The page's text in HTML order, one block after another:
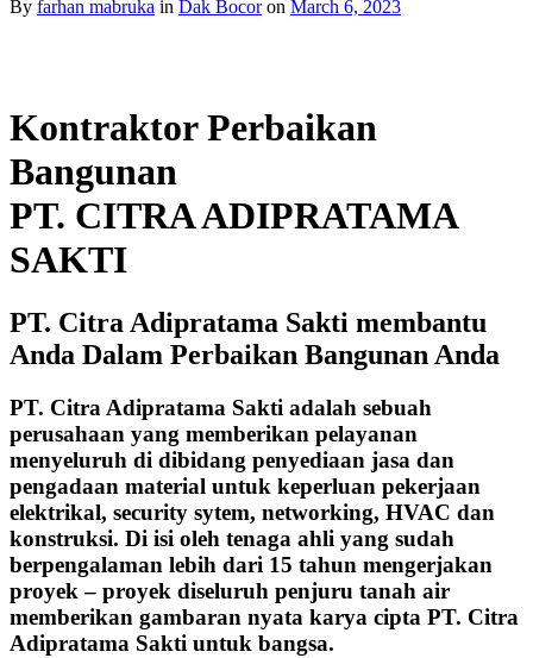
By farhan mabruka in Dak Bocoron March 6, 2023
Kontraktor Perbaikan
Bangunan
PT. CITRA ADIPRATAMA
SAKTI
PT. Citra Adipratama Sakti membantu
Anda Dalam Perbaikan Bangunan Anda
PT. Citra Adipratama Sakti adalah sebuah
perusahaan yang memberikan pelayanan
menyeluruh di dibidang penyediaan jasa dan
pengadaan material untuk keperluan pekerjaan
elektrikal, security sytem, networking, HVAC dan
konstruksi. Di isi oleh tenaga ahli yang sudah
berpengalaman lebih dari 15 tahun mengerjakan
proyek – proyek diseluruh penjuru tanah air
memberikan gambaran nyata karya cipta PT. Citra
Adipratama Sakti untuk bangsa.